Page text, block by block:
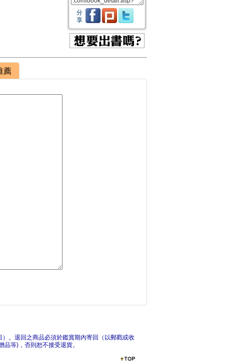
分
享
薦
。退回之商品必須於鑑賞期內寄回（以郵戳或收
等)，否則恕不接受退貨。